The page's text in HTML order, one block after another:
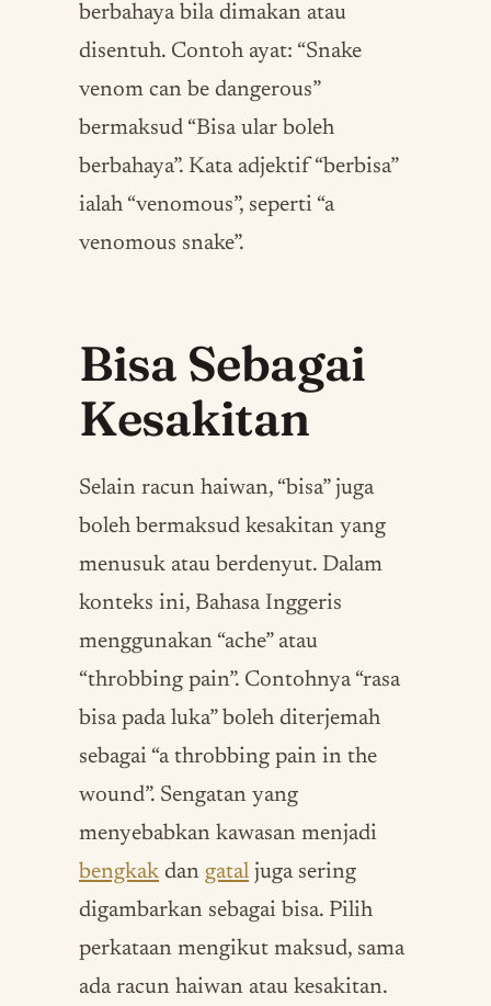
berbahaya bila dimakan atau
disentuh. Contoh ayat: “Snake
venom can be dangerous”
bermaksud “Bisa ular boleh
berbahaya”. Kata adjektif “berbisa”
ialah “venomous”, seperti “a
venomous snake”.
Bisa Sebagai
Kesakitan
Selain racun haiwan, “bisa” juga
boleh bermaksud kesakitan yang
menusuk atau berdenyut. Dalam
konteks ini, Bahasa Inggeris
menggunakan “ache” atau
“throbbing pain”. Contohnya “rasa
bisa pada luka” boleh diterjemah
sebagai “a throbbing pain in the
wound”. Sengatan yang
menyebabkan kawasan menjadi
bengkak dan gatal juga sering
digambarkan sebagai bisa. Pilih
perkataan mengikut maksud, sama
ada racun haiwan atau kesakitan.